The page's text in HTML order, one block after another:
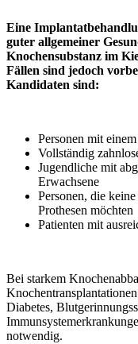
Eine
guter allgemeiner
Knochensubstanz im
Fällen sind jedoch
Kandidaten sind:
Personen mit
Vollständig
Jugendliche mit
Erwachsene
Personen, die
Prothesen möchten
Patienten mit
Bei starkem
Diabetes,
notwendig.